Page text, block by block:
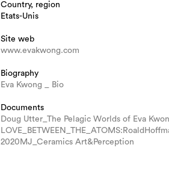
Country, region
Etats-Unis
Site web
www.evakwong.com
Biography
Eva Kwong _ Bio
Documents
Doug Utter_The Pelagic Worlds of Eva
2020MJ_Ceramics Art&Perception